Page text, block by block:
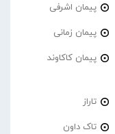
پیمان اشرفی
پیمان زمانی
پیمان کاکاوند
تاراز
تاک داون